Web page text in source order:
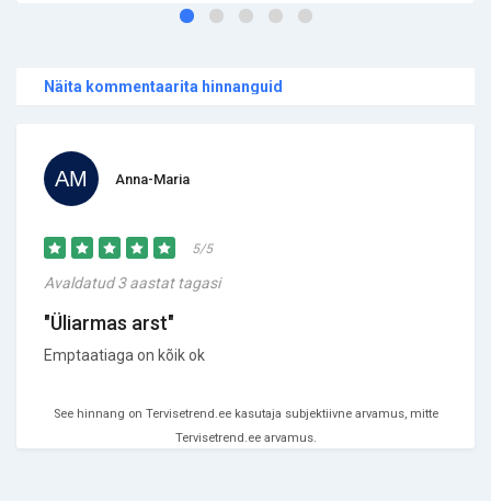
Näita kommentaarita hinnanguid
Anna-Maria
5/5
Avaldatud 3 aastat tagasi
"Üliarmas arst"
Emptaatiaga on kõik ok
See hinnang on Tervisetrend.ee kasutaja subjektiivne arvamus, mitte
Tervisetrend.ee arvamus.